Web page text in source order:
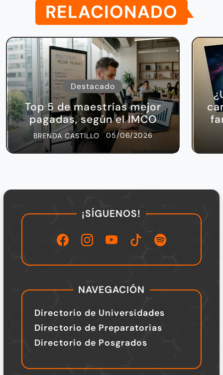
RELACIONADO
Destacado
Top 5 de maestrías mejor
pagadas, según el IMCO
BRENDA CASTILLO 05/06/2026
¡SÍGUENOS!
NAVEGACIÓN
Directorio de Universidades
Directorio de Preparatorias
Directorio de Posgrados